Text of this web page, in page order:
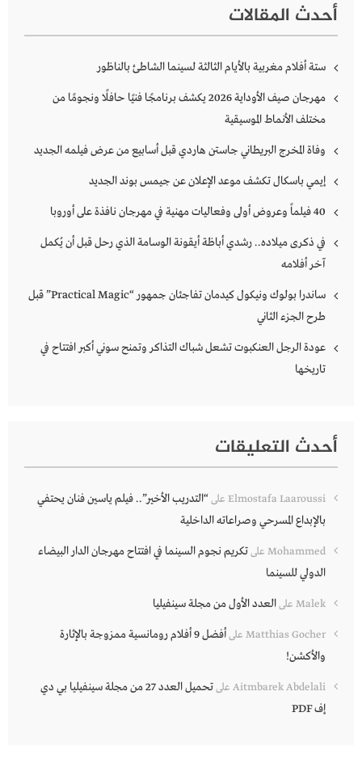
أحدث المقالات
ستة أفلام مغربية بالأيام الثالثة لسينما الشاطئ بالناظور
مهرجان صيف الأوداية 2026 يكشف برنامجًا فنيًا حافلًا ونجومًا من
مختلف الأنماط الموسيقية
وفاة المخرج البريطاني جاستن هاردي قبل أسابيع من عرض فيلمه الجديد
إيمي باسكال تكشف موعد الإعلان عن جيمس بوند الجديد
40 فيلماً وعروض أولى وفعاليات مهنية في مهرجان نافذة على أوروبا
في ذكرى ميلاده.. رشدي أباظة أيقونة الوسامة الذي رحل قبل أن يُكمل
آخر أفلامه
ساندرا بولوك ونيكول كيدمان تفاجئان جمهور “Practical Magic” قبل
طرح الجزء الثاني
عودة الرجل العنكبوت تشعل شباك التذاكر وتمنح سوني أكبر افتتاح في
تاريخها
أحدث التعليقات
Elmostafa Laaroussi على“التدريب الأخير”.. فيلم ياسين فنان يحتفي
بالإبداع المسرحي وصراعاته الداخلية
Mohammed علىتكريم نجوم السينما في افتتاح مهرجان الدار البيضاء
الدولي للسينما
Malek علىالعدد الأول من مجلة سينفيليا
Matthias Gocher على
أفضل 9 أفلام رومانسية ممزوجة بالإثارة
والأكشن!
Aitmbarek Abdelali على
تحميل العدد 27 من مجلة سينفيليا بي دي
إف PDF